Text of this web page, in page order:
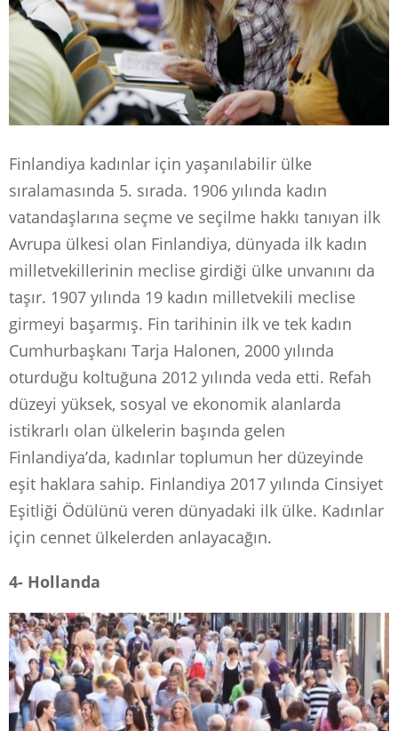
Finlandiya kadınlar için yaşanılabilir ülke
sıralamasında 5. sırada. 1906 yılında kadın
vatandaşlarına seçme ve seçilme hakkı tanıyan ilk
Avrupa ülkesi olan Finlandiya, dünyada ilk kadın
milletvekillerinin meclise girdiği ülke unvanını da
taşır. 1907 yılında 19 kadın milletvekili meclise
girmeyi başarmış. Fin tarihinin ilk ve tek kadın
Cumhurbaşkanı Tarja Halonen, 2000 yılında
oturduğu koltuğuna 2012 yılında veda etti. Refah
düzeyi yüksek, sosyal ve ekonomik alanlarda
istikrarlı olan ülkelerin başında gelen
Finlandiya’da, kadınlar toplumun her düzeyinde
eşit haklara sahip. Finlandiya 2017 yılında Cinsiyet
Eşitliği Ödülünü veren dünyadaki ilk ülke. Kadınlar
için cennet ülkelerden anlayacağın.
4- Hollanda